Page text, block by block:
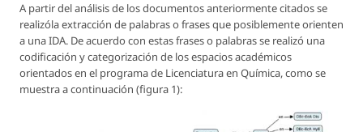
A partir del análisis de los documentos anteriormente citados se
realizóla extracción de palabras o frases que posiblemente orienten
a una IDA. De acuerdo con estas frases o palabras se realizó una
codificación y categorización de los espacios académicos
orientados en el programa de Licenciatura en Química, como se
muestra a continuación (figura 1):